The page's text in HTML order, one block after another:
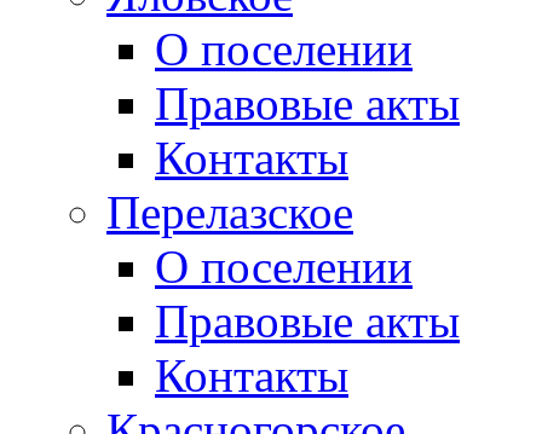
О поселении
Правовые акты
Контакты
Перелазское
О поселении
Правовые акты
Контакты